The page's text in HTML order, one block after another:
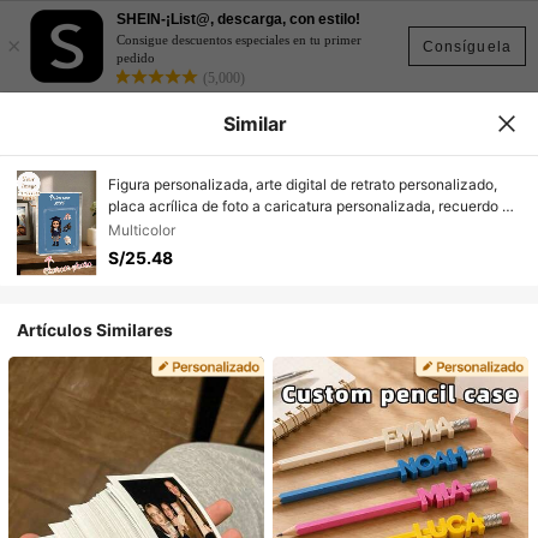
Consíguela
×
SHEIN-¡List@, descarga, con estilo!
Consigue descuentos especiales en tu primer
pedido
(5,000)
Similar
Figura personalizada, arte digital de retrato personalizado,
placa acrílica de foto a caricatura personalizada, recuerdo de
boda, recuerdo acrílico personalizado, regalo de aniversario,
recuerdo perfecto para seres queridos, soporte de foto
personalizado, decoración de oficina, vida elegante, regalos
Multicolor
S/25.48
Artículos Similares